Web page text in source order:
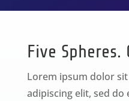
Five Spheres.
Lorem ipsum dolor
adipiscing elit, sed